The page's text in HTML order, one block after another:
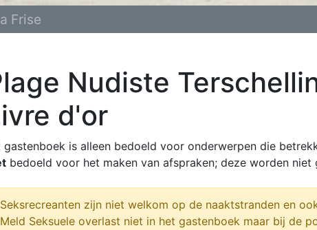
Frise
Nudiste
d'or
gastenboek is alleen bedoeld voor onderwerpen die
bedoeld voor het maken van afspraken; deze worden niet
Seksrecreanten zijn niet welkom op de naaktstranden en
Meld Seksuele overlast niet in het gastenboek maar bij de